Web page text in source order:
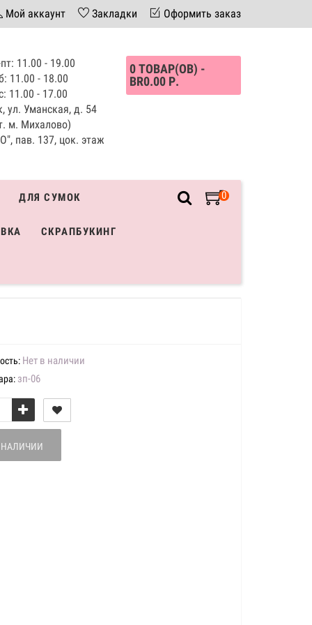
Мой аккаунт Закладки Оформить заказ
11.00 - 19.00
11.00 - 18.00
11.00 - 17.00
ул. Уманская, д. 54
м. Михалово)
пав. 137, цок. этаж
0 ТОВАР(ОВ) -
BR0.00 Р.
0
ДЛЯ СУМОК
СКРАПБУКИНГ
Нет в наличии
зп-06
НАЛИЧИИ